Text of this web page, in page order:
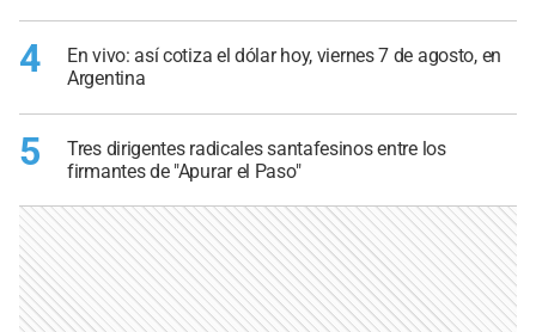
4
En vivo: así cotiza el dólar hoy, viernes 7 de agosto, en
Argentina
5
Tres dirigentes radicales santafesinos entre los
firmantes de "Apurar el Paso"